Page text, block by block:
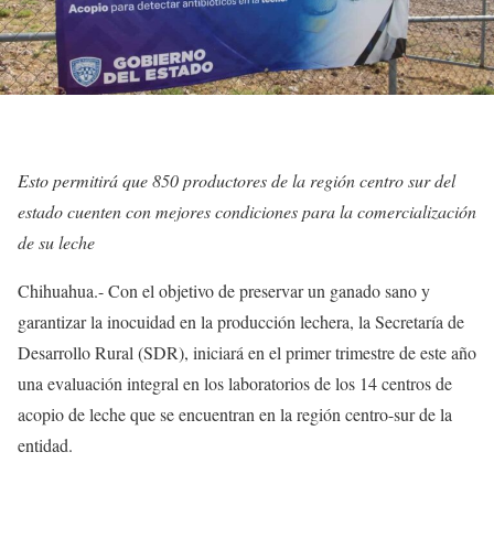
Esto permitirá que 850 productores de la región centro sur del
estado cuenten con mejores condiciones para la comercialización
de su leche
Chihuahua.- Con el objetivo de preservar un ganado sano y
garantizar la inocuidad en la producción lechera, la Secretaría de
Desarrollo Rural (SDR), iniciará en el primer trimestre de este año
una evaluación integral en los laboratorios de los 14 centros de
acopio de leche que se encuentran en la región centro-sur de la
entidad.